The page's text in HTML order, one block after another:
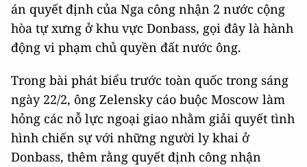
án quyết định của Nga công nhận 2 nước cộng
hòa tự xưng ở khu vực Donbass, gọi đây là hành
động vi phạm chủ quyền đất nước ông.
Trong bài phát biểu trước toàn quốc trong sáng
ngày 22/2, ông Zelensky cáo buộc Moscow làm
hỏng các nỗ lực ngoại giao nhằm giải quyết tình
hình chiến sự với những người ly khai ở
Donbass, thêm rằng quyết định công nhận